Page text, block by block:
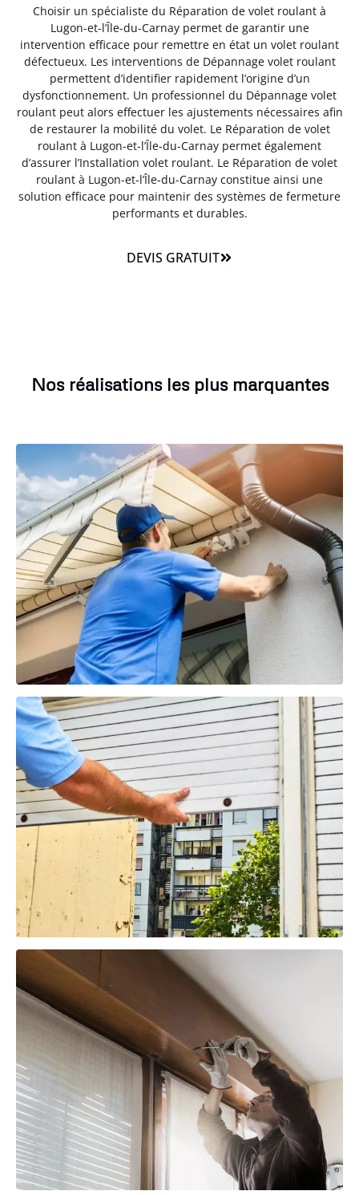
Choisir un spécialiste du Réparation de volet roulant à
Lugon-et-l’Île-du-Carnay permet de garantir une
intervention efficace pour remettre en état un volet roulant
défectueux. Les interventions de Dépannage volet roulant
permettent d’identifier rapidement l’origine d’un
dysfonctionnement. Un professionnel du Dépannage volet
roulant peut alors effectuer les ajustements nécessaires afin
de restaurer la mobilité du volet. Le Réparation de volet
roulant à Lugon-et-l’Île-du-Carnay permet également
d’assurer l’Installation volet roulant. Le Réparation de volet
roulant à Lugon-et-l’Île-du-Carnay constitue ainsi une
solution efficace pour maintenir des systèmes de fermeture
performants et durables.
DEVIS GRATUIT
Nos réalisations les plus marquantes